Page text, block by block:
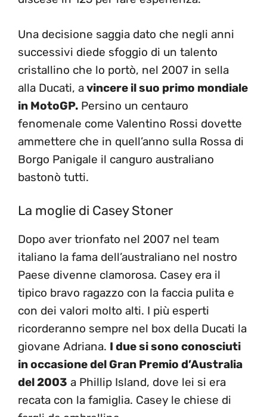
Una decisione saggia dato che negli anni
successivi diede sfoggio di un talento
cristallino che lo portò, nel 2007 in sella
alla Ducati, avincere il suo primo mondiale
in MotoGP. Persino un centauro
fenomenale come Valentino Rossi dovette
ammettere che in quell’anno sulla Rossa di
Borgo Panigale il canguro australiano
bastonò tutti.
La moglie di Casey Stoner
Dopo aver trionfato nel 2007 nel team
italiano la fama dell’australiano nel nostro
Paese divenne clamorosa. Casey era il
tipico bravo ragazzo con la faccia pulita e
con dei valori molto alti. I più esperti
ricorderanno sempre nel box della Ducati la
giovane Adriana. I due si sono conosciuti
in occasione del Gran Premio d’Australia
del 2003 a Phillip Island, dove lei si era
recata con la famiglia. Casey le chiese di